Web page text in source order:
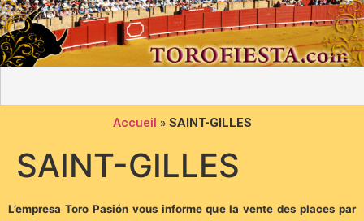
Accueil » SAINT-GILLES
SAINT-GILLES
L’empresa Toro Pasión vous informe que la vente des places par